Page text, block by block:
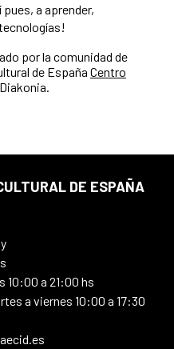
pues, a aprender,
por la comunidad de
de España Centro
DE ESPAÑA
10:00 a 21:00 hs
a viernes 10:00 a 17:30